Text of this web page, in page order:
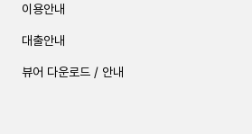
이용안내
대출안내
뷰어 다운로드 / 안내